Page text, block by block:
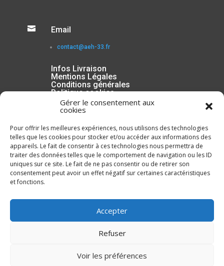
Gérer le consentement aux
cookies
Pour offrir les meilleures expériences, nous utilisons des technologies
telles que les cookies pour stocker et/ou accéder aux informations des
appareils. Le fait de consentir à ces technologies nous permettra de
traiter des données telles que le comportement de navigation ou les ID
uniques sur ce site. Le fait de ne pas consentir ou de retirer son
consentement peut avoir un effet négatif sur certaines caractéristiques
et fonctions.
Accepter
Refuser
Voir les préférences
 Email
contact@aeh-33.fr
Infos Livraison
Mentions Légales
Conditions générales
Politique cookies
ENVOYER